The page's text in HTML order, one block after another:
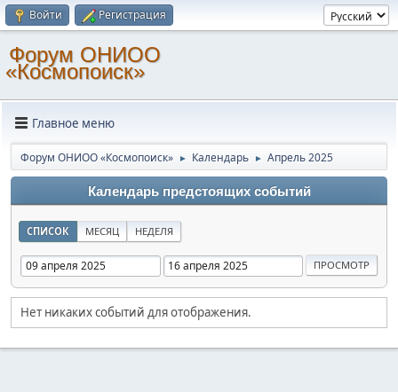
Войти Регистрация
Форум ОНИОО
«Космопоиск»
Главное меню
Форум ОНИОО «Космопоиск» ► Календарь ► Апрель 2025
Календарь предстоящих событий
СПИСОК МЕСЯЦ НЕДЕЛЯ
Нет никаких событий для отображения.